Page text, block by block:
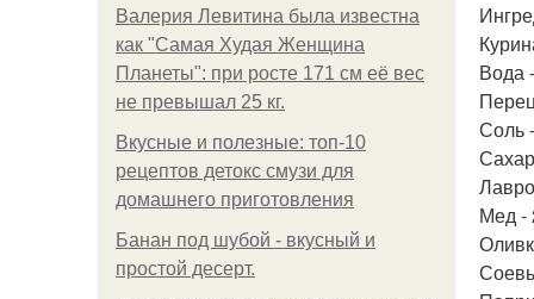
Валерия Левитина была известна
как "Самая Худая Женщина
Планеты": при росте 171 см её вес
не превышал 25 кг.
Вкусные и полезные: топ-10
рецептов детокс смузи для
домашнего приготовления
Банан под шубой - вкусный и
простой десерт.
Вода
Соль
Мед -